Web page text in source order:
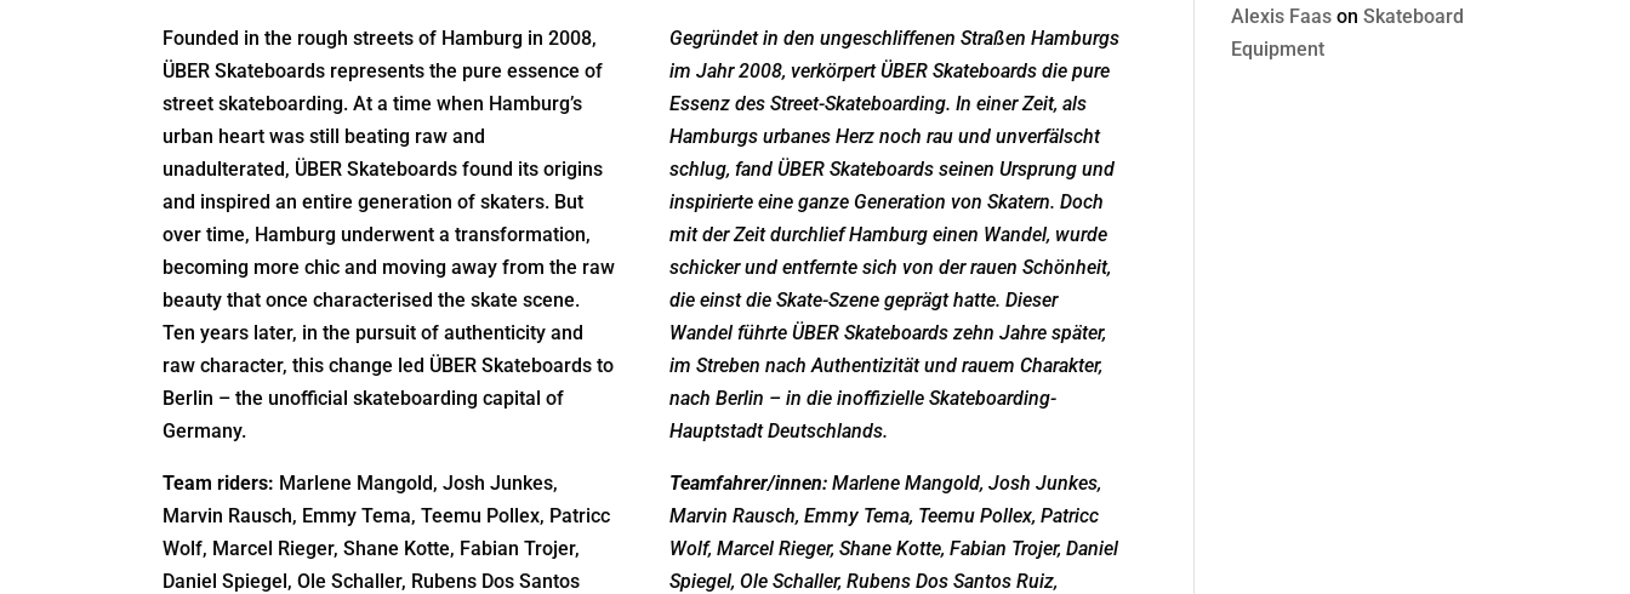
Founded in the rough streets of Hamburg in 2008,
ÜBER Skateboards represents the pure essence of
street skateboarding. At a time when Hamburg’s
urban heart was still beating raw and
unadulterated, ÜBER Skateboards found its origins
and inspired an entire generation of skaters. But
over time, Hamburg underwent a transformation,
becoming more chic and moving away from the raw
beauty that once characterised the skate scene.
Ten years later, in the pursuit of authenticity and
raw character, this change led ÜBER Skateboards to
Berlin – the unofficial skateboarding capital of
Germany.
Team riders: Marlene Mangold, Josh Junkes,
Marvin Rausch, Emmy Tema, Teemu Pollex, Patricc
Wolf, Marcel Rieger, Shane Kotte, Fabian Trojer,
Daniel Spiegel, Ole Schaller, Rubens Dos Santos
Gegründet in den ungeschliffenen Straßen Hamburgs
im Jahr 2008, verkörpert ÜBER Skateboards die pure
Essenz des Street-Skateboarding. In einer Zeit, als
Hamburgs urbanes Herz noch rau und unverfälscht
schlug, fand ÜBER Skateboards seinen Ursprung und
inspirierte eine ganze Generation von Skatern. Doch
mit der Zeit durchlief Hamburg einen Wandel, wurde
schicker und entfernte sich von der rauen Schönheit,
die einst die Skate-Szene geprägt hatte. Dieser
Wandel führte ÜBER Skateboards zehn Jahre später,
im Streben nach Authentizität und rauem Charakter,
nach Berlin – in die inoffizielle Skateboarding-
Hauptstadt Deutschlands.
Teamfahrer/innen:Marlene Mangold, Josh Junkes,
Marvin Rausch, Emmy Tema, Teemu Pollex, Patricc
Wolf, Marcel Rieger, Shane Kotte, Fabian Trojer, Daniel
Spiegel, Ole Schaller, Rubens Dos Santos Ruiz,
Alexis Faas onSkateboard
Equipment